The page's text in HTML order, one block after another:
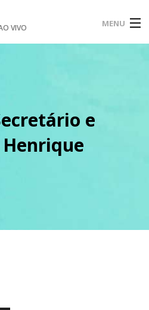
VIVO MENU
e